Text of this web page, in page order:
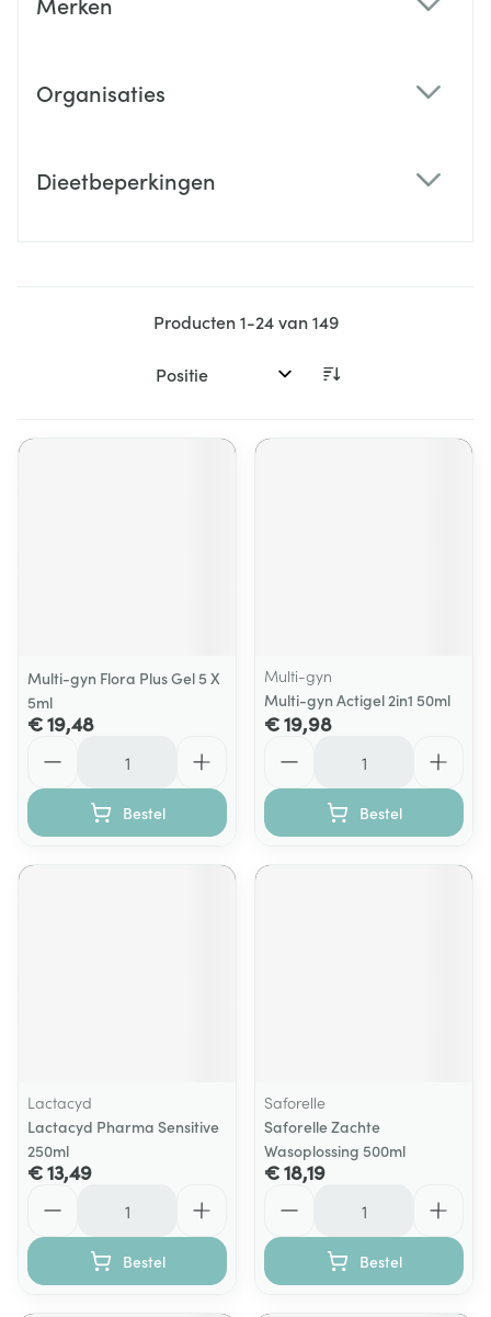
Organisaties
Dieetbeperkingen
Producten1-24van149
Sorteer op:
Multi-gyn Flora Plus Gel 5 X
5ml
€ 19,48
Bestel
Multi-gyn
Multi-gyn Actigel 2in1 50ml
€ 19,98
Bestel
Lactacyd
Lactacyd Pharma Sensitive
250ml
€ 13,49
Bestel
Saforelle
Saforelle Zachte
Wasoplossing 500ml
€ 18,19
Bestel